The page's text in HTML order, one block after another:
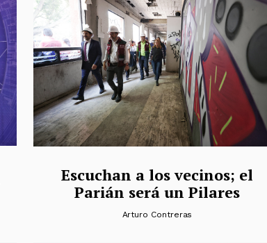
Escuchan a los vecinos; el
Parián será un Pilares
Arturo Contreras